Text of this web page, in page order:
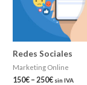
Redes Sociales
Marketing Online
150€ – 250€ sin IVA